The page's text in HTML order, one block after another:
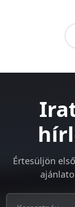
Értesüljön